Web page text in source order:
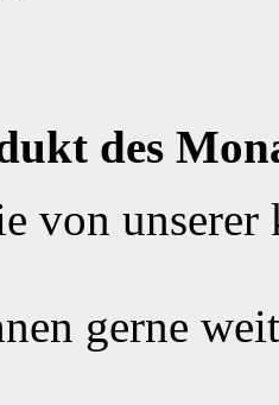
des
von unserer
gerne